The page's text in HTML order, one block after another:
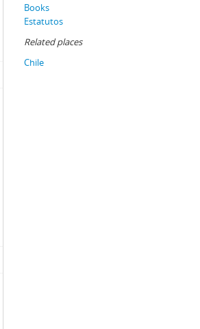
Books
Estatutos
Related places
Chile